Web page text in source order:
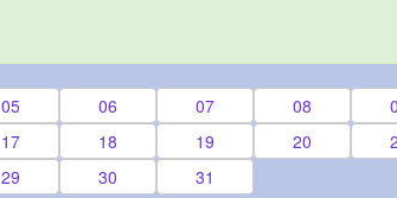
05 06 07 08
17 18 19 20
29 30 31